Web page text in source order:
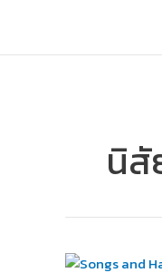
content
นิสั
การ